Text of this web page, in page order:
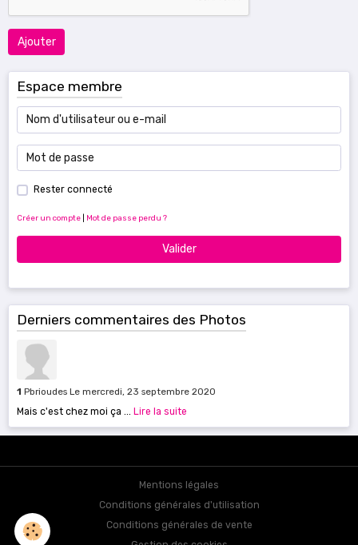
Ajouter
Espace membre
Rester connecté
Créer un compte Mot de passe perdu ?
Valider
Derniers commentaires des Photos
1 Pbrioudes Le mercredi, 23 septembre 2020
Mais c'est chez moi ça ... Lire la suite
Mentions légales
Conditions générales d'utilisation
Conditions générales de vente